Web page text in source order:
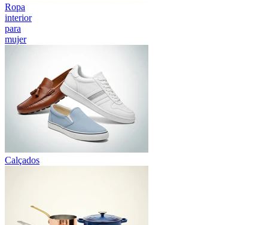
Ropa
interior
para
mujer
Calçados